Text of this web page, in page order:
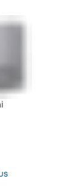
X10 Pro Omni